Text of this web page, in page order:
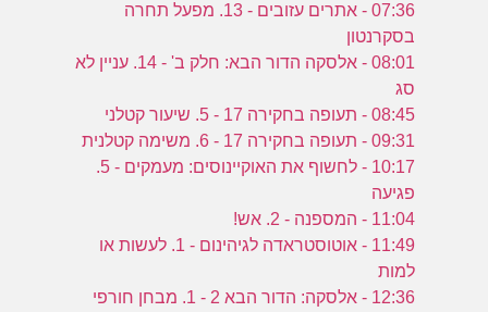
07:36 - אתרים עזובים - 13. מפעל תחרה
בסקרנטון
08:01 - אלסקה הדור הבא: חלק ב' - 14. עניין לא
סג
08:45 - תעופה בחקירה 17 - 5. שיעור קטלני
09:31 - תעופה בחקירה 17 - 6. משימה קטלנית
10:17 - לחשוף את האוקיינוסים: מעמקים - 5.
פגיעה
11:04 - המספנה - 2. אש!
11:49 - אוטוסטראדה לגיהינום - 1. לעשות או
למות
12:36 - אלסקה: הדור הבא 2 - 1. מבחן חורפי